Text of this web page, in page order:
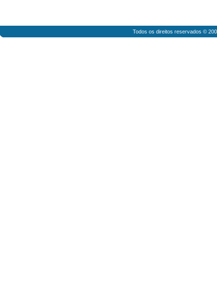
Todos os direitos reservados ©